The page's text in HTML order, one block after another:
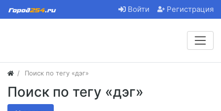
Войти Регистрация
Поиск по тегу «дэг»
Поиск по тегу «дэг»